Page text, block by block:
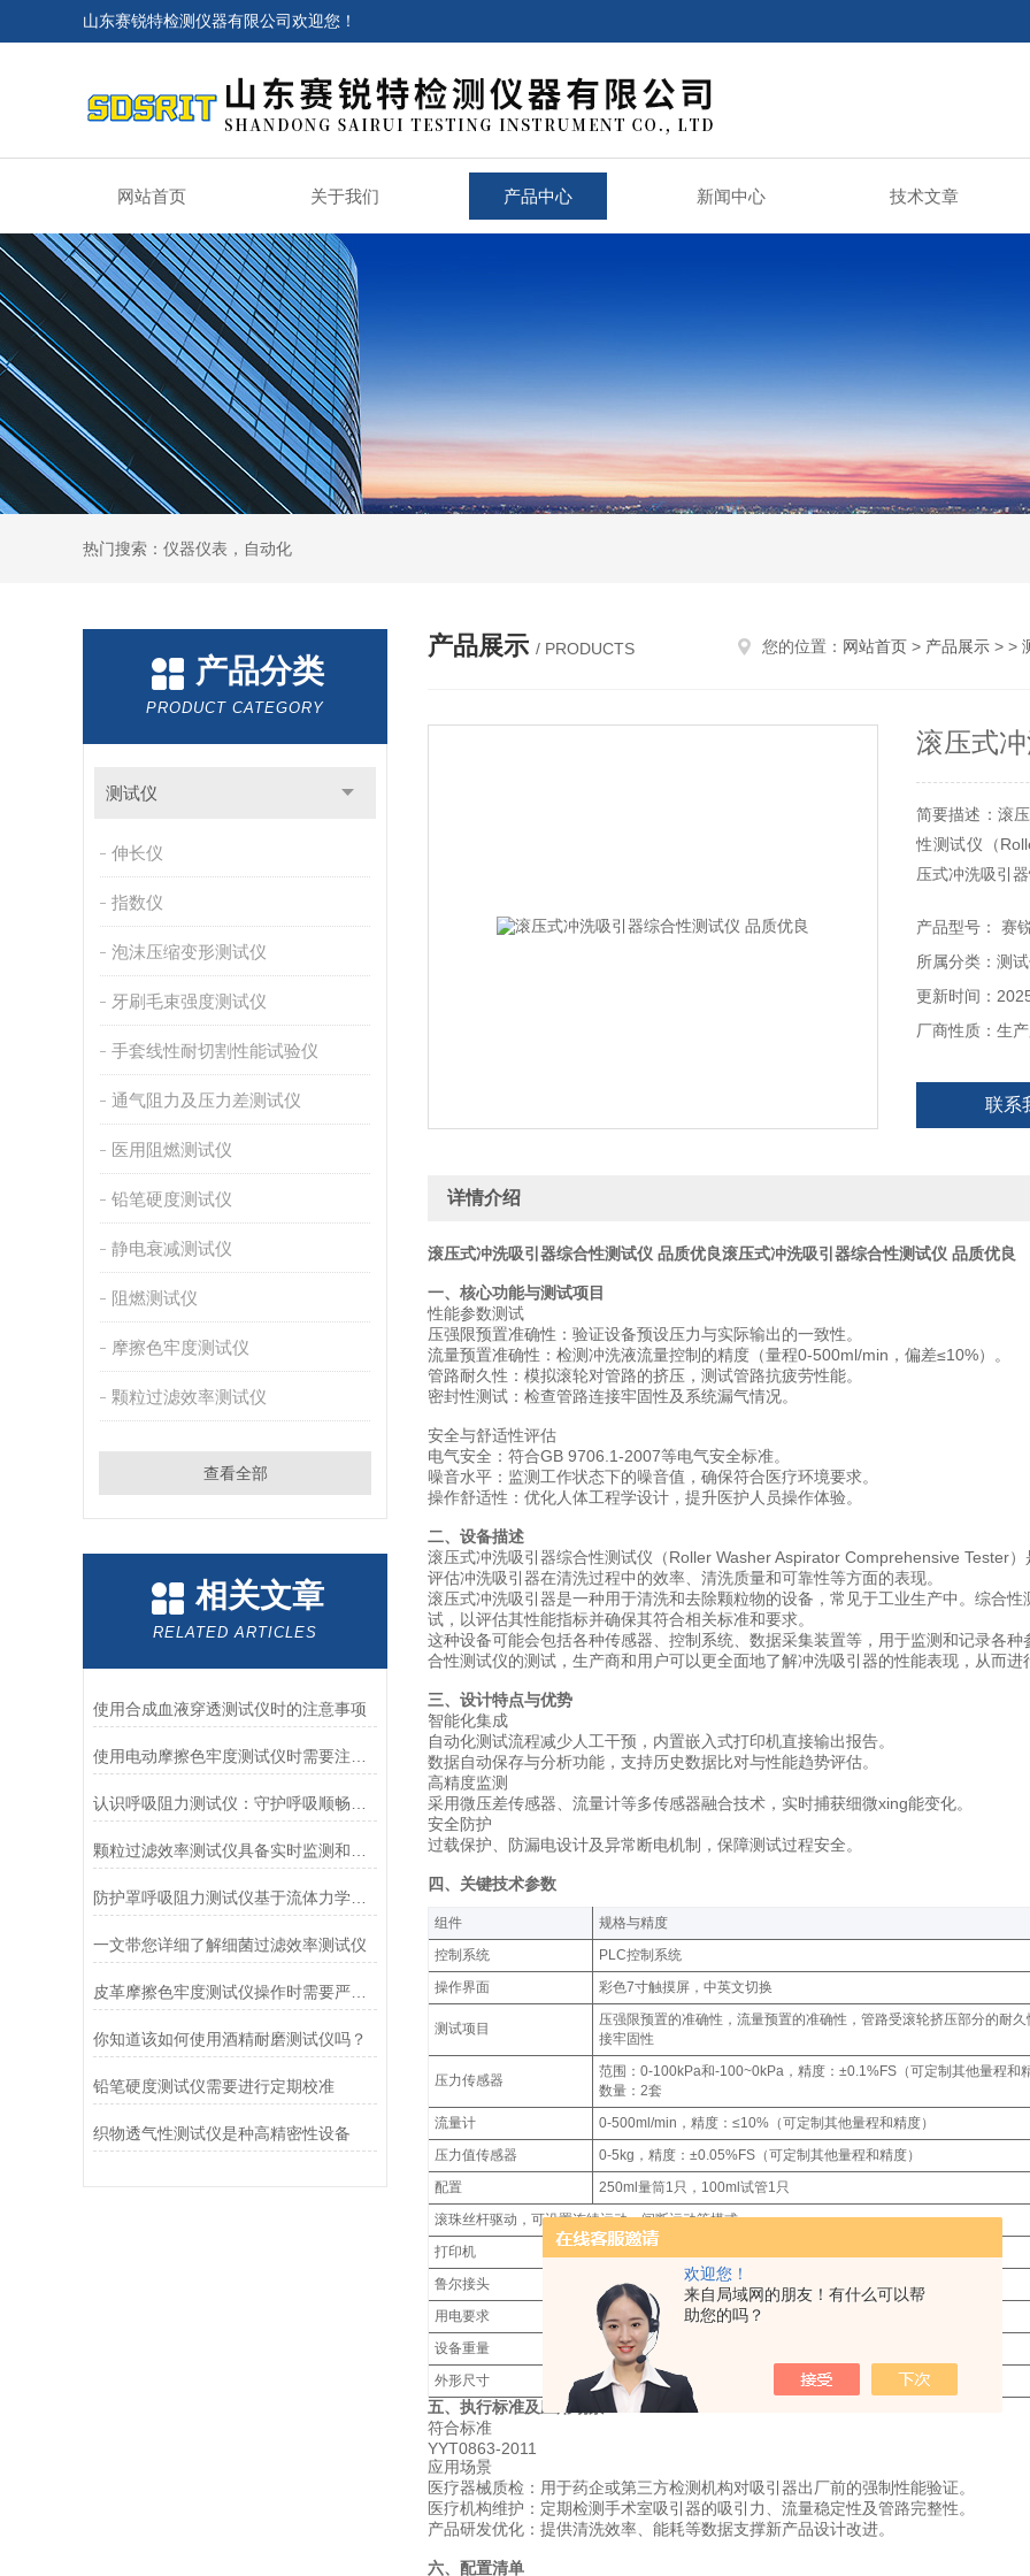
欢迎您！
来自局域网的朋友！有什么可以帮
助您的吗？
山东赛锐特检测仪器有限公司欢迎您！
网站首页 关于我们 产品中心 新闻中心 技术文章
热门搜索：仪器仪表，自动化
产品分类
PRODUCT CATEGORY
测试仪
伸长仪
指数仪
泡沫压缩变形测试仪
牙刷毛束强度测试仪
手套线性耐切割性能试验仪
通气阻力及压力差测试仪
医用阻燃测试仪
铅笔硬度测试仪
静电衰减测试仪
阻燃测试仪
摩擦色牢度测试仪
颗粒过滤效率测试仪
查看全部
相关文章
RELATED ARTICLES
使用合成血液穿透测试仪时的注意事项
防护罩呼吸阻力测试仪基于流体力学与压力传感技术
一文带您详细了解细菌过滤效率测试仪
皮革摩擦色牢度测试仪操作时需要严格遵循规程
你知道该如何使用酒精耐磨测试仪吗？
铅笔硬度测试仪需要进行定期校准
织物透气性测试仪是种高精密性设备
产品展示 / PRODUCTS 您的位置： 网站首页 > 产品展示 > >
滚压式
简要描述：滚
性测试仪（
压式冲洗吸引
产品型号： 赛
所属分类：测
更新时间：
厂商性质：生
联系
详情介绍
滚压式冲洗吸引器综合性测试仪 品质优良滚压式冲洗吸引器综合性测试仪 品质优良
一、核心功能与测试项目
‌性能参数测试‌
‌压强限预置准确性‌：验证设备预设压力与实际输出的一致性‌‌。
‌流量预置准确性‌：检测冲洗液流量控制的精度（量程0-500ml/min，偏差≤10%）‌‌。
‌管路耐久性‌：模拟滚轮对管路的挤压，测试管路抗疲劳性能‌‌。
‌密封性测试‌：检查管路连接牢固性及系统漏气情况‌‌。
‌安全与舒适性评估‌
‌电气安全‌：符合GB 9706.1-2007等电气安全标准‌‌。
‌噪音水平‌：监测工作状态下的噪音值，确保符合医疗环境要求‌‌。
‌操作舒适性‌：优化人体工程学设计，提升医护人员操作体验‌‌。
二、设备描述
滚压式冲洗吸引器综合性测试仪（Roller Washer Aspirator Comprehensive Tester
评估冲洗吸引器在清洗过程中的效率、清洗质量和可靠性等方面的表现。
滚压式冲洗吸引器是一种用于清洗和去除颗粒物的设备，常见于工业生产中。综合
试，以评估其性能指标并确保其符合相关标准和要求。
这种设备可能会包括各种传感器、控制系统、数据采集装置等，用于监测和记录各
合性测试仪的测试，生产商和用户可以更全面地了解冲洗吸引器的性能表现，从而进
三、设计特点与优势
‌智能化集成‌
自动化测试流程减少人工干预，内置嵌入式打印机直接输出报告‌‌。
数据自动保存与分析功能，支持历史数据比对与性能趋势评估‌‌。
‌高精度监测‌
采用微压差传感器、流量计等多传感器融合技术，实时捕获细微xing能变化‌‌。
‌安全防护‌
过载保护、防漏电设计及异常断电机制，保障测试过程安全‌‌。
四、关键技术参数
‌组件‌
‌规格与精度‌
控制系统
PLC控制系统
操作界面
彩色7寸触摸屏，中英文切换
测试项目
压强限预置的准确性，流量预置的准确性，管路受滚轮挤压部分的耐
接牢固性
压力传感器
范围：0-100kPa和-100~0kPa，精度：±0.1%FS（可定制其他量程和
数量：2套
流量计
0-500ml/min，精度：≤10%（可定制其他量程和精度）
压力值传感器
0-5kg，精度：±0.05%FS（可定制其他量程和精度）
配置
250ml量筒1只，100ml试管1只
滚珠丝杆驱动，可设置连续运动，间断运动等模式
打印机
鲁尔接头
配2套
用电要求
220V,50Hz
设备重量
52.2kg
外形尺寸
720x540x570（mm）
五、执行标准及应用场景
符合标准
YYT0863-2011
应用场景
‌医疗器械质检‌：用于药企或第三方检测机构对吸引器出厂前的强制性能验证‌‌。
‌医疗机构维护‌：定期检测手术室吸引器的吸引力、流量稳定性及管路完整性‌‌。
‌产品研发优化‌：提供清洗效率、能耗等数据支撑新产品设计改进‌‌。
六、配置清单